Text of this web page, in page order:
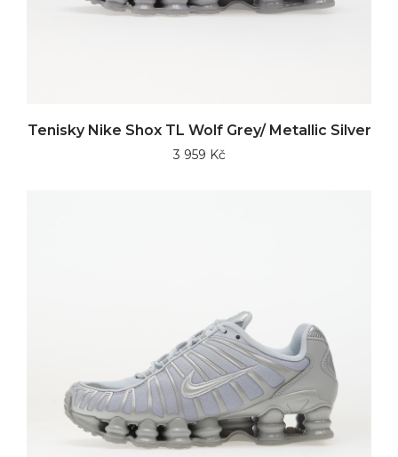
Tenisky Nike Shox TL Wolf Grey/ Metallic Silver
3 959 Kč